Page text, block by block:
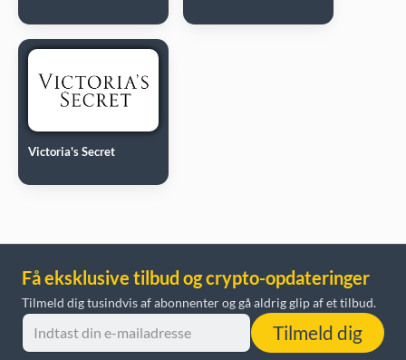
Victoria's Secret
Få eksklusive tilbud og crypto-opdateringer
Tilmeld dig tusindvis af abonnenter og gå aldrig glip af et tilbud.
Tilmeld dig